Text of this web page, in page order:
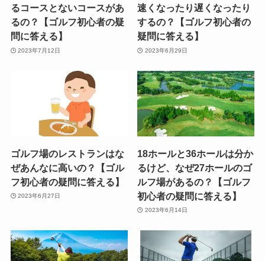
るコースとないコースがあ
るの？【ゴルフ初心者の疑
問に答える】
2023年7月12日
速くなったり遅くなったり
するの？【ゴルフ初心者の
疑問に答える】
2023年6月29日
ゴルフ場のレストランはな
ぜあんなに高いの？【ゴル
フ初心者の疑問に答える】
2023年6月27日
18ホールと36ホールは分か
るけど、なぜ27ホールのゴ
ルフ場があるの？【ゴルフ
初心者の疑問に答える】
2023年6月14日